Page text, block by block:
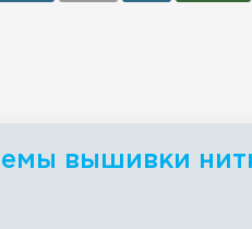
вышивки